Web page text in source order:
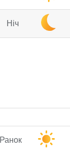
Ніч
Ранок